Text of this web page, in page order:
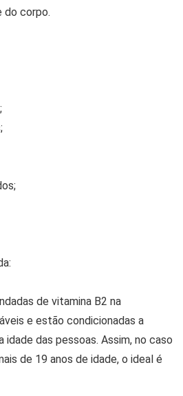
do corpo.
de vitamina B2 na
e estão condicionadas a
das pessoas. Assim, no caso
de 19 anos de idade, o ideal é